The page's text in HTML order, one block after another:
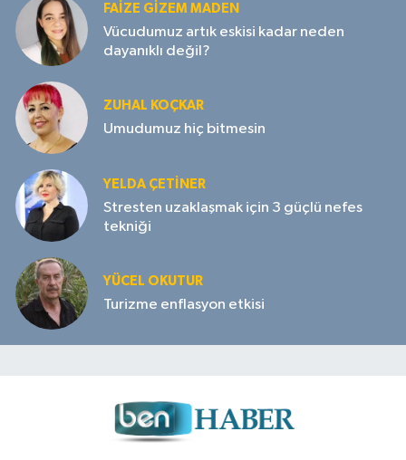
FAIZE GIZEM MADEN
Vücudumuz artık eskisi kadar neden
dayanıklı değil?
ZUHAL KOÇKAR
Umudumuz hiç bitmesin
YELDA ÇETİNER
Stresten uzaklaşmak için 3 güçlü nefes
tekniği
YÜCEL OKUTUR
Turizme enflasyon etkisi